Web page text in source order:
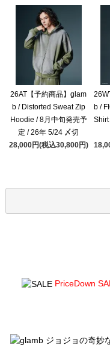
26AT【予約商品】glam
b / Distorted Sweat Zip
Hoodie / 8月中旬発売予
定 / 26年 5/24 〆切
28,000円(税込30,800円)
b /
PriceDown